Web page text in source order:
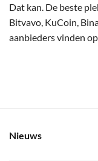
Dat kan. De beste
Bitvavo, KuCoin,
aanbieders vinden
Nieuws